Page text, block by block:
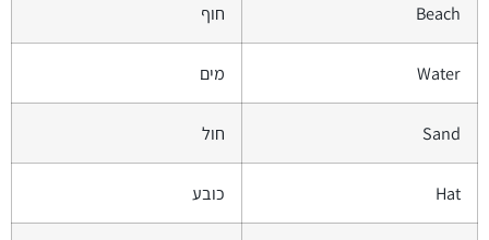
Beach חוף
Water מים
Sand חול
Hat כובע